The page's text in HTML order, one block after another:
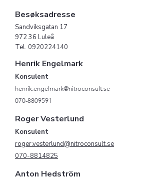
Besøksadresse
Sandviksgatan 17
972 36 Luleå
Tel. 0920224140
Henrik Engelmark
Konsulent
henrik.engelmark@nitroconsult.se
070-8809591
Roger Vesterlund
Konsulent
roger.vesterlund@nitroconsult.se
070-8814825
Anton Hedström